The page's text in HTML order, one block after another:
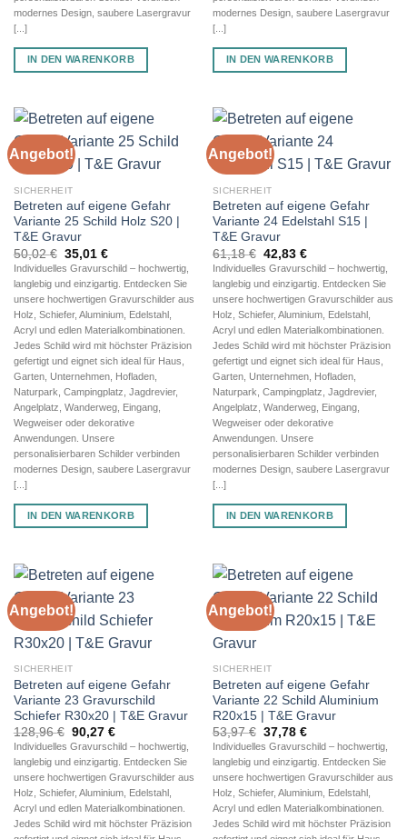
modernes Design, saubere Lasergravur
[...]
IN DEN WARENKORB
modernes Design, saubere Lasergravur
[...]
IN DEN WARENKORB
Angebot!
SICHERHEIT
Betreten auf eigene Gefahr
Variante 25 Schild Holz S20 |
T&E Gravur
50,02€ Ursprünglicher
Preis
50,02 €
35,01 €Aktueller
Preis
35,01 €.
Individuelles Gravurschild – hochwertig,
langlebig und einzigartig. Entdecken Sie
unsere hochwertigen Gravurschilder aus
Holz, Schiefer, Aluminium, Edelstahl,
Acryl und edlen Materialkombinationen.
Jedes Schild wird mit höchster Präzision
gefertigt und eignet sich ideal für Haus,
Garten, Unternehmen, Hofladen,
Naturpark, Campingplatz, Jagdrevier,
Angelplatz, Wanderweg, Eingang,
Wegweiser oder dekorative
Anwendungen. Unsere
personalisierbaren Schilder verbinden
modernes Design, saubere Lasergravur
[...]
IN DEN WARENKORB
Angebot!
SICHERHEIT
Betreten auf eigene Gefahr
Variante 24 Edelstahl S15 |
T&E Gravur
61,18€ Ursprünglicher
Preis
61,18 €
42,83 €Aktueller
Preis
42,83 €.
Individuelles Gravurschild – hochwertig,
langlebig und einzigartig. Entdecken Sie
unsere hochwertigen Gravurschilder aus
Holz, Schiefer, Aluminium, Edelstahl,
Acryl und edlen Materialkombinationen.
Jedes Schild wird mit höchster Präzision
gefertigt und eignet sich ideal für Haus,
Garten, Unternehmen, Hofladen,
Naturpark, Campingplatz, Jagdrevier,
Angelplatz, Wanderweg, Eingang,
Wegweiser oder dekorative
Anwendungen. Unsere
personalisierbaren Schilder verbinden
modernes Design, saubere Lasergravur
[...]
IN DEN WARENKORB
Angebot!
SICHERHEIT
Betreten auf eigene Gefahr
Variante 23 Gravurschild
Schiefer R30x20 | T&E Gravur
128,96€ Ursprünglicher
Preis
war:
128,96 €
90,27 €Aktueller
Preis
ist:
90,27 €.
Individuelles Gravurschild – hochwertig,
langlebig und einzigartig. Entdecken Sie
unsere hochwertigen Gravurschilder aus
Holz, Schiefer, Aluminium, Edelstahl,
Acryl und edlen Materialkombinationen.
Jedes Schild wird mit höchster Präzision
Angebot!
SICHERHEIT
Betreten auf eigene Gefahr
Variante 22 Schild Aluminium
R20x15 | T&E Gravur
53,97€ Ursprünglicher
Preis
war:
53,97 €
37,78 €Aktueller
Preis
ist:
37,78 €.
Individuelles Gravurschild – hochwertig,
langlebig und einzigartig. Entdecken Sie
unsere hochwertigen Gravurschilder aus
Holz, Schiefer, Aluminium, Edelstahl,
Acryl und edlen Materialkombinationen.
Jedes Schild wird mit höchster Präzision